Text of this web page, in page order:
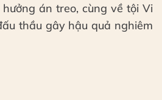
án treo, cùng về tội Vi
thầu gây hậu quả nghiêm